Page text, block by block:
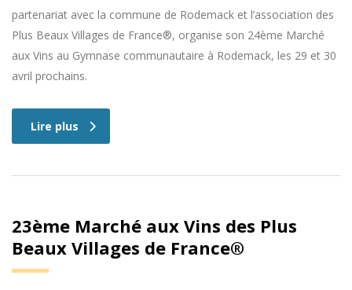
partenariat avec la commune de Rodemack et l’association des
Plus Beaux Villages de France®, organise son 24ème Marché
aux Vins au Gymnase communautaire à Rodemack, les 29 et 30
avril prochains.
Lire plus
23ème Marché aux Vins des Plus
Beaux Villages de France®